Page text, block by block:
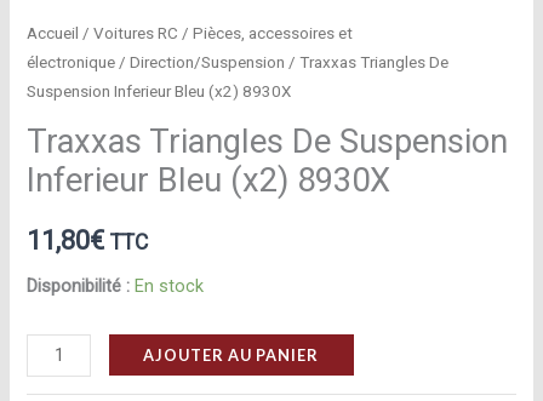
Accueil /Voitures RC /Pièces, accessoires et
électronique /Direction/Suspension / Traxxas Triangles De
Suspension Inferieur Bleu (x2) 8930X
Traxxas Triangles De Suspension
Inferieur Bleu (x2) 8930X
11,80€ TTC
Disponibilité : En stock
quantité
de
AJOUTER AU PANIER